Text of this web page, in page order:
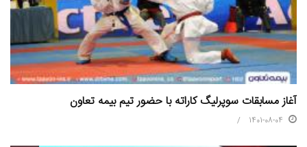
آغاز مسابقات سوپرلیگ کاراته با حضور تیم بیمه تعاون
1401-08-04